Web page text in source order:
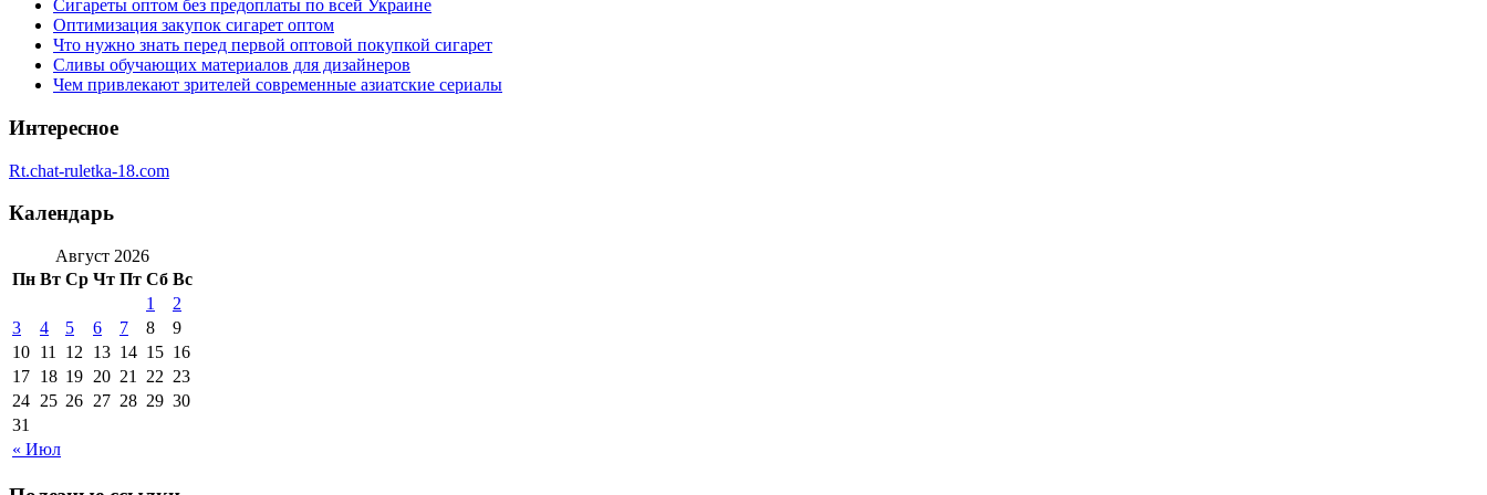
Сигареты оптом без предоплаты по всей Украине
Оптимизация закупок сигарет оптом
Что нужно знать перед первой оптовой покупкой сигарет
Сливы обучающих материалов для дизайнеров
Чем привлекают зрителей современные азиатские сериалы
Интересное
Rt.chat-ruletka-18.com
Календарь
Август 2026
Пн Вт Ср Чт Пт Сб Вс
« Июл
1
2
3
4 5 6 7 8
9
10 11 12 13 14 15 16
17 18 19 20 21 22 23
24 25 26 27 28 29 30
31